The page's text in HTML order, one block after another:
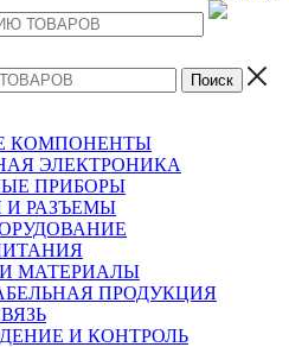
КОМПОНЕНТЫ
ЭЛЕКТРОНИКА
ПРИБОРЫ
РАЗЪЕМЫ
МАТЕРИАЛЫ
ПРОДУКЦИЯ
И КОНТРОЛЬ